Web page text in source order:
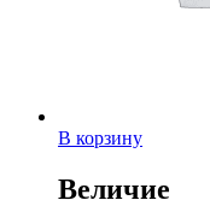
В корзину
Величие